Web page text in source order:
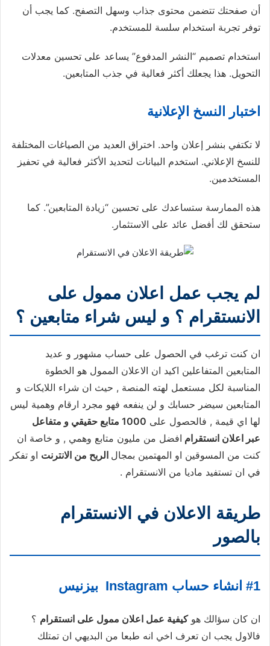
أن صفحتك تتضمن محتوى جذاب وسهل التصفح. كما يجب أن
توفر تجربة استخدام سلسة للمستخدم.
استخدام تصميم “النشر المدفوع” يساعد على تحسين معدلات
التحويل. هذا يجعلك أكثر فعالية في جذب المتابعين.
اختبار النسخ الإعلانية
لا تكتفي بنشر إعلان واحد. اختراق العديد من الصياغات المختلفة
للنسخ الإعلاني. استخدم البيانات لتحديد الأكثر فعالية في تحفيز
المستخدمين.
هذه الممارسة ستساعدك على تحسين “زيادة المتابعين”. كما
ستحقق لك أفضل عائد على الاستثمار.
لم يجب عمل اعلان ممول على
الانستقرام ؟ و ليس شراء متابعين ؟
ان كنت ترغب في الحصول على حساب مشهور و عديد
المتابعين المتفاعلين اكيد ان الاعلان الممول هو الخطوة
المناسبة لكل مستعمل لهته المنصة , حيث ان شراء اللايكات و
المتابعين سيضر حسابك و لن ينفعه فهو مجرد ارقام وهمية ليس
لها اي قيمة , فالحصول على
1000 متابع حقيقي و متفاعل
عبر اعلان انستقرام افضل من مليون متابع وهمي , و خاصة ان
كنت من المسوقين او المهتمين بمجال الربح من الانترنت او تفكر
في ان تستفيد ماديا من الانستقرام .
طريقة الاعلان في الانستقرام
بالصور
#1 انشاء حساب Instagram بيزنيس
ان كان سؤالك هوكيفية عمل اعلان ممول على انستقرام ؟
فالاول يجب ان تعرف اخي انه طبعا من البديهي ان تمتلك